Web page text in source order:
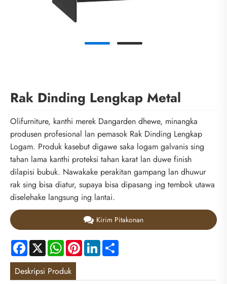
Rak Dinding Lengkap Metal
Olifurniture, kanthi merek Dangarden dhewe, minangka
produsen profesional lan pemasok Rak Dinding Lengkap
Logam. Produk kasebut digawe saka logam galvanis sing
tahan lama kanthi proteksi tahan karat lan duwe finish
dilapisi bubuk. Nawakake perakitan gampang lan dhuwur
rak sing bisa diatur, supaya bisa dipasang ing tembok utawa
diselehake langsung ing lantai.
Kirim Pitakonan
Facebook
X WhatsApp
PinterestLinkedIn
Deskripsi Produk